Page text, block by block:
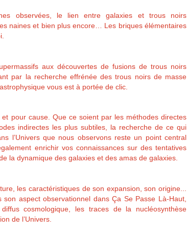
observées, le lien entre galaxies et trous noirs
naines et bien plus encore… Les briques élémentaires
aux découvertes de fusions de trous noirs
par la recherche effrénée des trous noirs de masse
vous est à portée de clic.
pour cause. Que ce soient par les méthodes directes
indirectes les plus subtiles, la recherche de ce qui
l’Univers que nous observons reste un point central
enrichir vos connaissances sur des tentatives
la dynamique des galaxies et des amas de galaxies.
les caractéristiques de son expansion, son origine...
aspect observationnel dans Ça Se Passe Là-Haut,
cosmologique, les traces de la nucléosynthèse
de l’Univers.